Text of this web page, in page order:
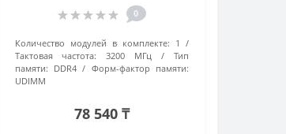
B3200GSST) 16 ГБ черный
0
Количество модулей в комплекте: 1
Тактовая частота:
3200 МГц
Тип
памяти: DDR4
Форм-фактор памяти:
UDIMM
78 540 ₸